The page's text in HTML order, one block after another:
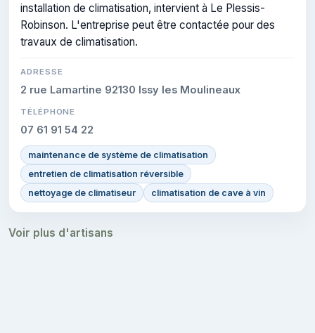
installation de climatisation, intervient à Le Plessis-
Robinson. L'entreprise peut être contactée pour des
travaux de climatisation.
ADRESSE
2 rue Lamartine 92130 Issy les Moulineaux
TÉLÉPHONE
07 61 91 54 22
maintenance de système de climatisation
entretien de climatisation réversible
nettoyage de climatiseur
climatisation de cave à vin
Voir plus d'artisans